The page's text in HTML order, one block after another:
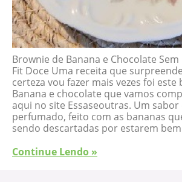
Brownie de Banana e Chocolate Sem
Fit Doce Uma receita que
certeza vou fazer mais vezes foi este
Banana e chocolate que vamos
aqui no site Essaseoutras. Um sabor
perfumado, feito com as bananas
sendo descartadas por estarem
Continue Lendo »